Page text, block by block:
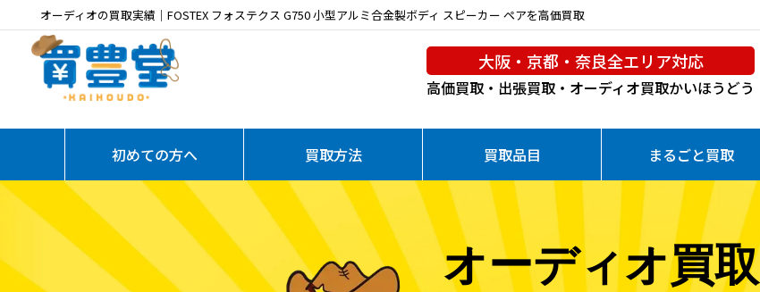
オーディオの買取実績｜FOSTEX フォステクス G750 小型アルミ合金製ボディ スピーカー ペアを高価買取
大阪・京都・奈良全エリア対応
高価買取・出張買取・オーディオ買取かいほうどう
初めての方へ 買取方法 買取品目 まるごと買取
オーディオ買取